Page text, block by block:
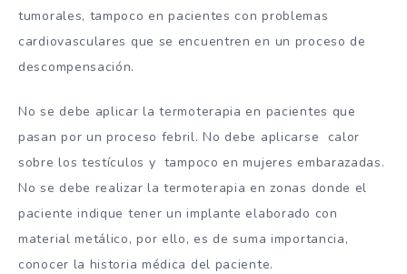
tumorales, tampoco en pacientes con problemas
cardiovasculares que se encuentren en un proceso de
descompensación.
No se debe aplicar la termoterapia en pacientes que
pasan por un proceso febril. No debe aplicarse calor
sobre los testículos y tampoco en mujeres embarazadas.
No se debe realizar la termoterapia en zonas donde el
paciente indique tener un implante elaborado con
material metálico, por ello, es de suma importancia,
conocer la historia médica del paciente.